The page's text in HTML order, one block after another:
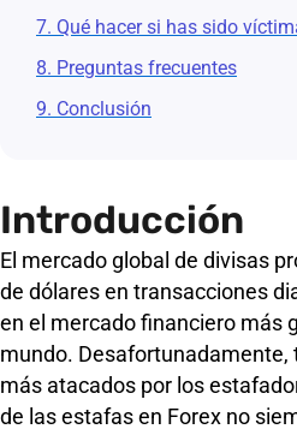
7. Qué hacer si has sido
8. Preguntas frecuentes
9. Conclusión
Introducción
El mercado global de divisas
de dólares en transacciones
en el mercado financiero más
mundo. Desafortunadamente,
más atacados por los
de las estafas en Forex no